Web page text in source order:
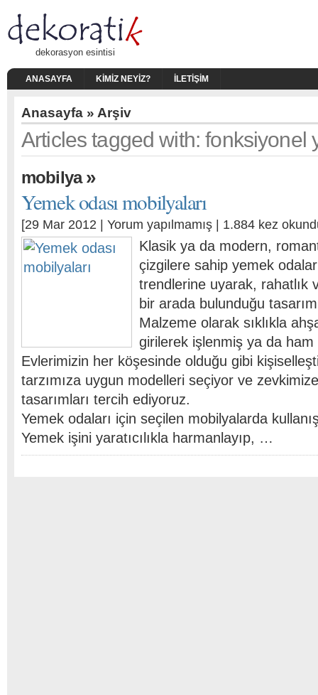
dekorasyon esintisi
ANASAYFA KIMIZ NEYIZ? İLETIŞIM
Anasayfa » Arşiv
Articles tagged with: fonksiyonel
mobilya»
Yemek odası mobilyaları
[29 Mar 2012 | Yorum yapılmamış | 1.884 kez
Klasik ya da modern,
çizgilere sahip yemek
trendlerine uyarak, rahatlık
bir arada bulunduğu
Malzeme olarak sıklıkla
girilerek işlenmiş ya da ham
Evlerimizin her köşesinde olduğu gibi
tarzımıza uygun modelleri seçiyor ve
tasarımları tercih ediyoruz.
Yemek odaları için seçilen mobilyalarda
Yemek işini yaratıcılıkla harmanlayıp, …